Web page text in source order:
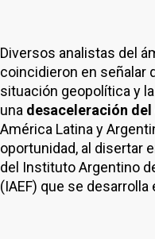
Diversos analistas del
coincidieron en señalar
situación geopolítica y
una desaceleración
América Latina y
oportunidad, al disertar
del Instituto Argentino
(IAEF) que se desarrolla